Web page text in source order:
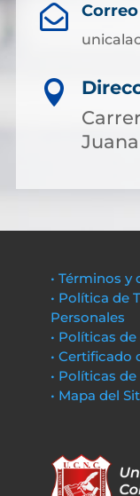


• Términos
• Política de
Personales
• Políticas
• Certificado
• Políticas
• Mapa del